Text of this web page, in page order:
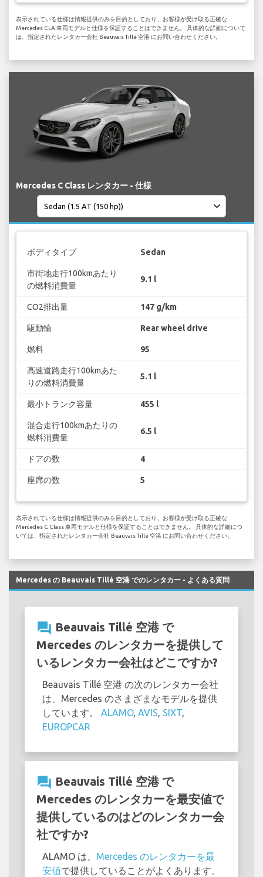
表示されている仕様は情報提供のみを目的としており、お客様が受け取る正確な
Mercedes CLA 車両モデルと仕様を保証することはできません。 具体的な詳細について
は、指定されたレンタカー会社 Beauvais Tillé 空港 にお問い合わせください。
Mercedes C Class レンタカー - 仕様
ボディタイプ Sedan
市街地走行100kmあたり
の燃料消費量
9.1 l
CO2排出量 147 g/km
駆動輪 Rear wheel drive
燃料 95
高速道路走行100kmあた
りの燃料消費量
5.1 l
最小トランク容量 455 l
混合走行100kmあたりの
燃料消費量
6.5 l
ドアの数 4
座席の数 5
表示されている仕様は情報提供のみを目的としており、お客様が受け取る正確な
Mercedes C Class 車両モデルと仕様を保証することはできません。 具体的な詳細につ
いては、指定されたレンタカー会社 Beauvais Tillé 空港 にお問い合わせください。
Mercedes の Beauvais Tillé 空港 でのレンタカー - よくある質問
question_answer Beauvais Tillé 空港 で
Mercedes のレンタカーを提供して
いるレンタカー会社はどこですか?
Beauvais Tillé 空港 の次のレンタカー会社
は、Mercedes のさまざまなモデルを提供
しています。 ALAMO, AVIS, SIXT,
EUROPCAR
question_answer Beauvais Tillé 空港 で
Mercedes のレンタカーを最安値で
提供しているのはどのレンタカー会
社ですか?
ALAMO は、 Mercedes のレンタカーを最
安値で提供していることがよくあります。